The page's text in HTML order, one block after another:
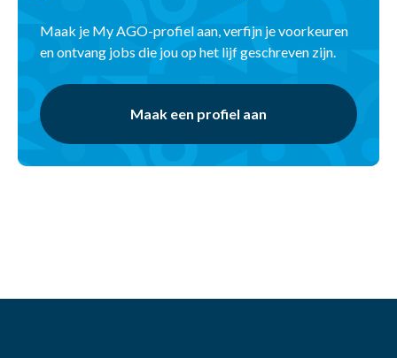
Maak je My AGO-profiel aan, verfijn je voorkeuren
en ontvang jobs die jou op het lijf geschreven zijn.
Maak een profiel aan